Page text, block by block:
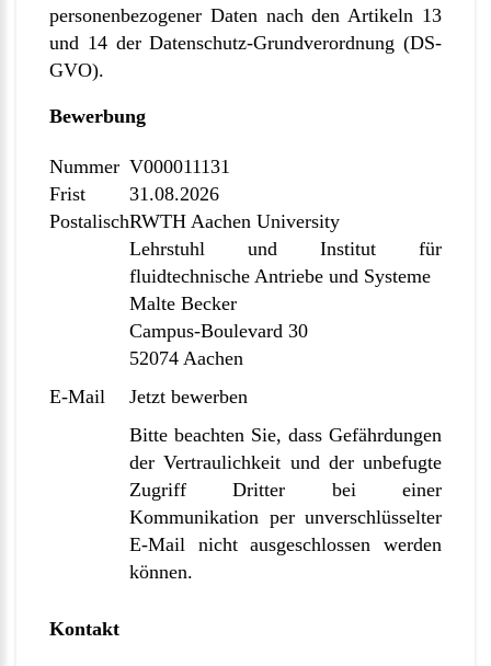
personenbezogener Daten nach den Artikeln 13
und 14 der Datenschutz-Grundverordnung (DS-
GVO).
Bewerbung
Nummer V000011131
Frist
31.08.2026
PostalischRWTH Aachen University
Lehrstuhl und Institut für
fluidtechnische Antriebe und Systeme
Malte Becker
Campus-Boulevard 30
52074 Aachen
E-Mail
Jetzt bewerben
Bitte beachten Sie, dass Gefährdungen
der Vertraulichkeit und der unbefugte
Zugriff Dritter bei einer
Kommunikation per unverschlüsselter
E-Mail nicht ausgeschlossen werden
können.
Kontakt